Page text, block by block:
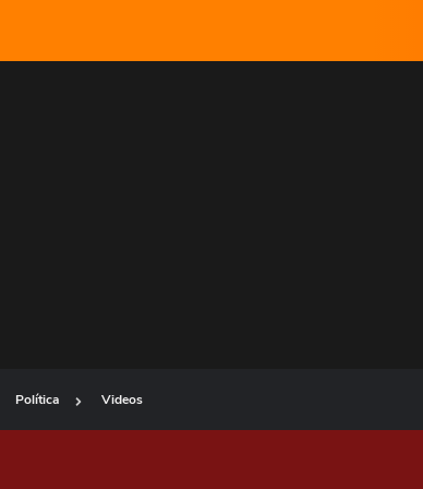
Política Videos